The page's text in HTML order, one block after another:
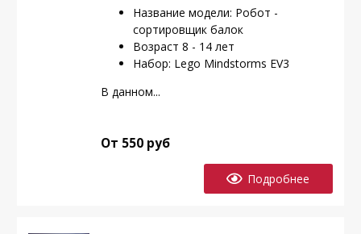
Название модели: Робот -
сортировщик балок
Возраст 8 - 14 лет
Набор: Lego Mindstorms EV3
В данном...
От 550 руб
Подробнее